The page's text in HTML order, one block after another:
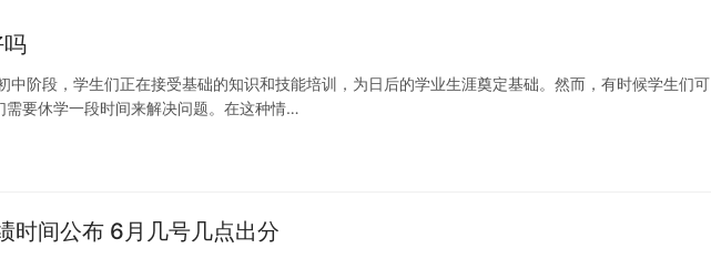
中阶段，学生们正在接受基础的知识和技能培训，为日后的学业生涯奠定基础。然而，有时候学生们可
需要休学一段时间来解决问题。在这种情…
时间公布 6月几号几点出分